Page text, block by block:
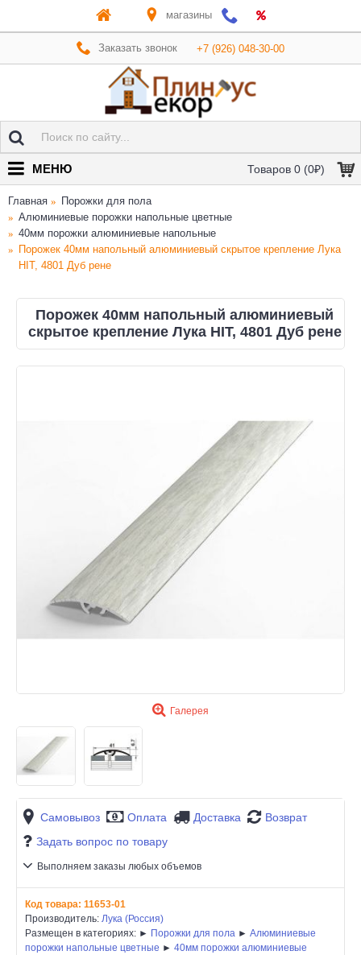
магазины
Заказать звонок +7 (926) 048-30-00
Товаров 0 (0₽)
МЕНЮ
Главная
Порожки для пола
Алюминиевые порожки напольные цветные
40мм порожки алюминиевые напольные
Порожек 40мм напольный алюминиевый скрытое крепление Лука
HIT, 4801 Дуб рене
Порожек 40мм напольный алюминиевый
скрытое крепление Лука HIT, 4801 Дуб рене
Галерея
Самовывоз Оплата Доставка
Возврат
Задать вопрос по товару
Выполняем заказы любых объемов
Код товара: 11653-01
Производитель: Лука (Россия)
Размещен в категориях: ► Порожки для пола ► Алюминиевые
порожки напольные цветные ► 40мм порожки алюминиевые